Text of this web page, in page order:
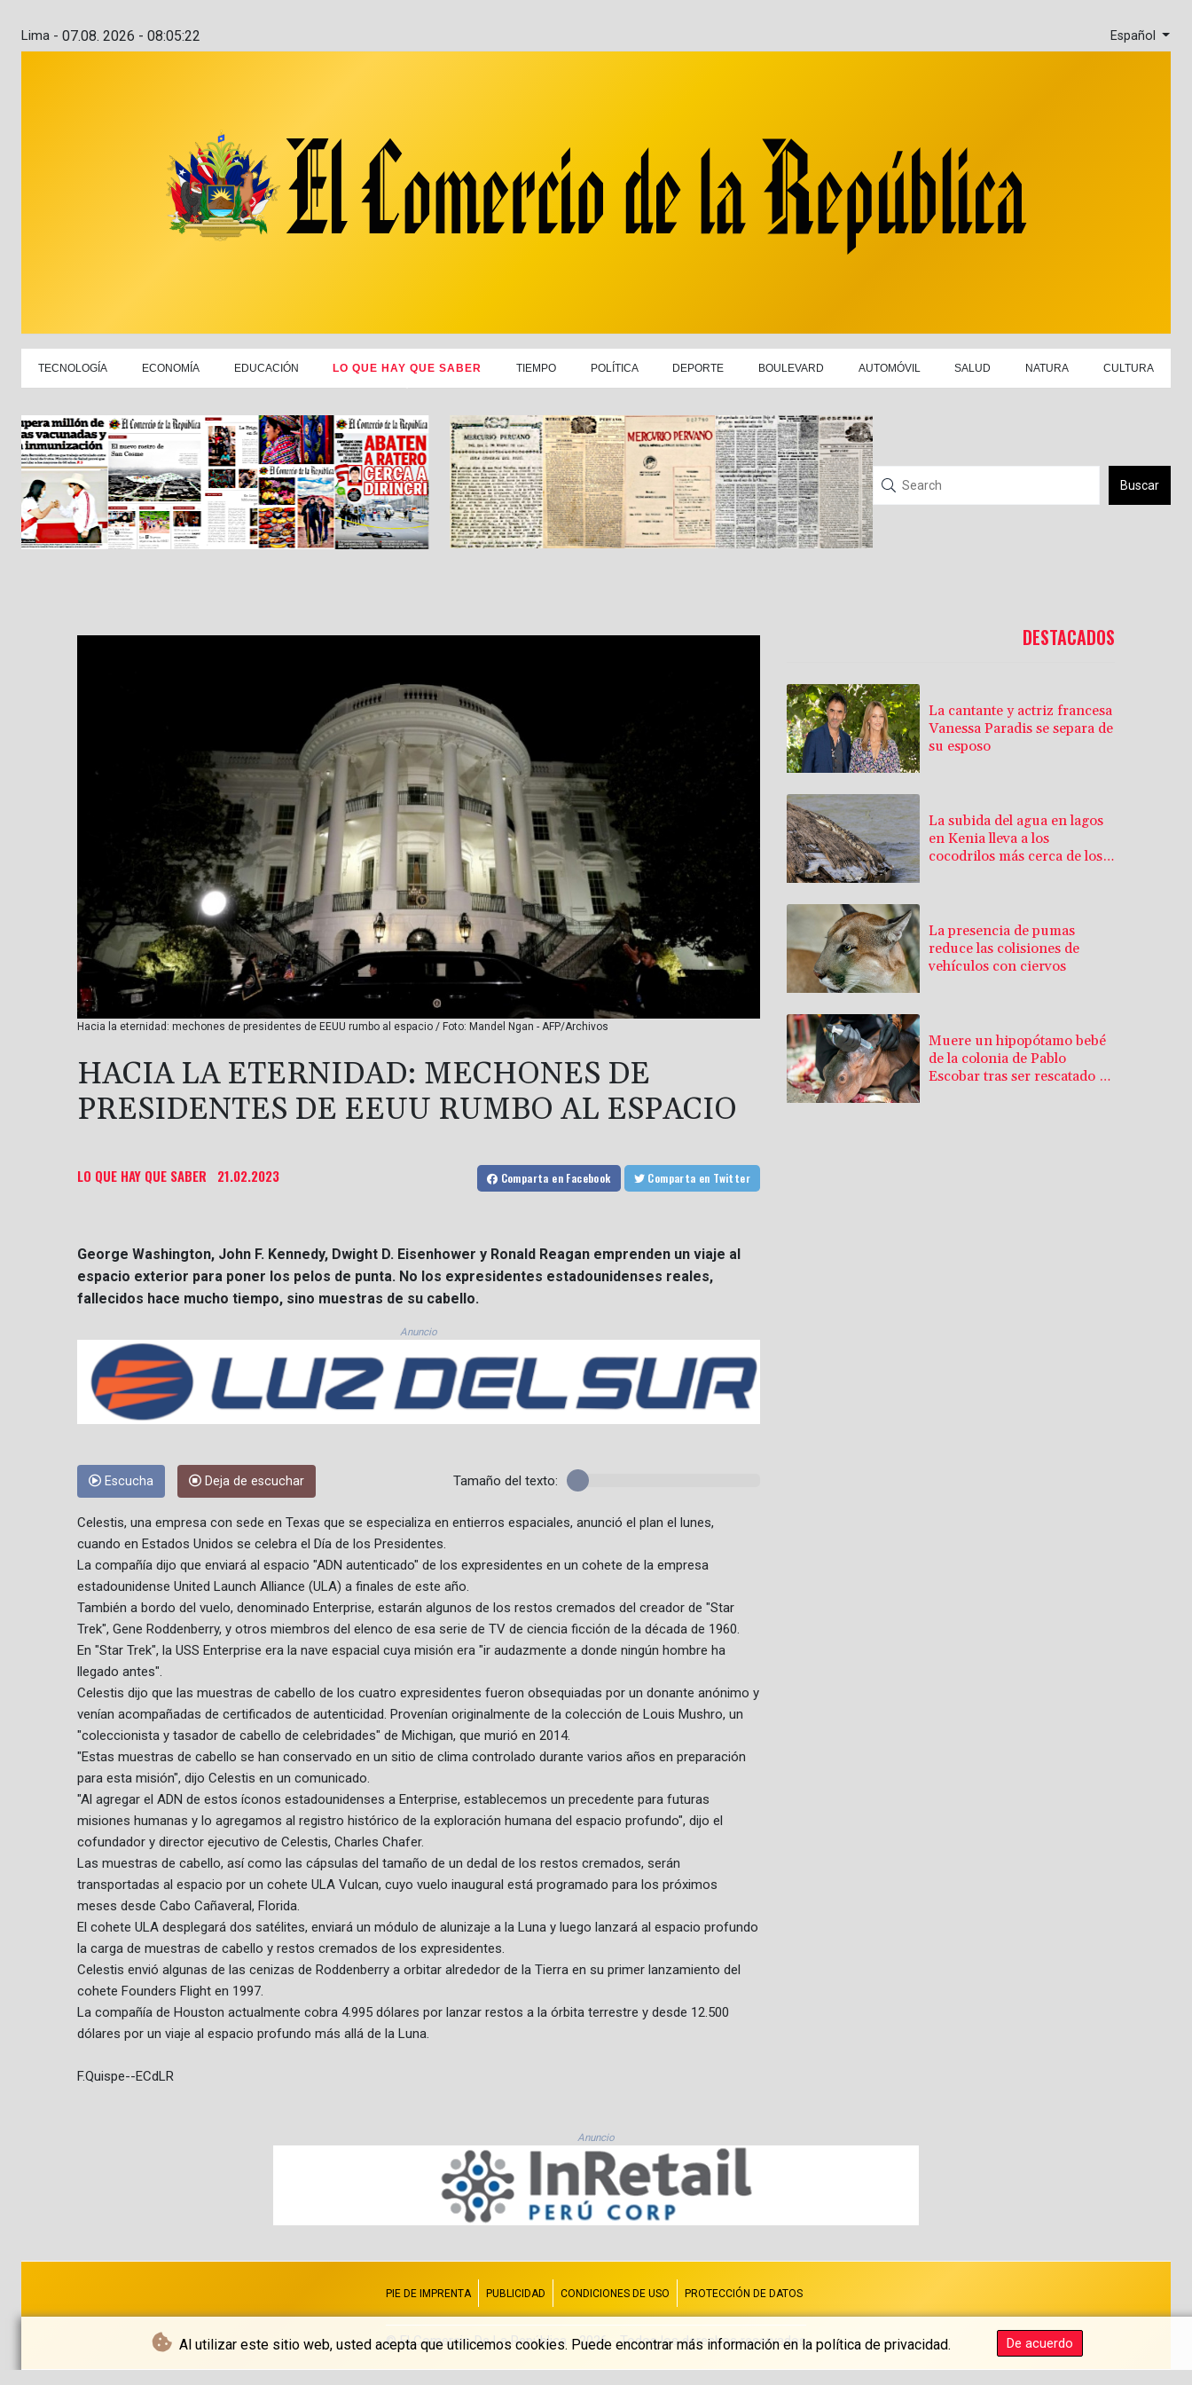
Al utilizar este sitio web, usted acepta que utilicemos cookies. Puede encontrar más información en la política de privacidad. De acuerdo
Lima - 07.08. 2026 - 08:05:23 Español
TECNOLOGÍA ECONOMÍA EDUCACIÓN LO QUE HAY QUE SABER TIEMPO POLÍTICA DEPORTE BOULEVARD AUTOMÓVIL SALUD NATURA CULTURA
Buscar
Hacia la eternidad: mechones de presidentes de EEUU rumbo al espacio / Foto: Mandel Ngan - AFP/Archivos
HACIA LA ETERNIDAD: MECHONES DE
PRESIDENTES DE EEUU RUMBO AL ESPACIO
LO QUE HAY QUE SABER 21.02.2023 Comparta en Facebook Comparta en Twitter
George Washington, John F. Kennedy, Dwight D. Eisenhower y Ronald Reagan emprenden un viaje al
espacio exterior para poner los pelos de punta. No los expresidentes estadounidenses reales,
fallecidos hace mucho tiempo, sino muestras de su cabello.
Anuncio
Escucha Deja de escuchar Tamaño del texto:
Celestis, una empresa con sede en Texas que se especializa en entierros espaciales, anunció el plan el lunes,
cuando en Estados Unidos se celebra el Día de los Presidentes.
La compañía dijo que enviará al espacio "ADN autenticado" de los expresidentes en un cohete de la empresa
estadounidense United Launch Alliance (ULA) a finales de este año.
También a bordo del vuelo, denominado Enterprise, estarán algunos de los restos cremados del creador de "Star
Trek", Gene Roddenberry, y otros miembros del elenco de esa serie de TV de ciencia ficción de la década de 1960.
En "Star Trek", la USS Enterprise era la nave espacial cuya misión era "ir audazmente a donde ningún hombre ha
llegado antes".
Celestis dijo que las muestras de cabello de los cuatro expresidentes fueron obsequiadas por un donante anónimo y
venían acompañadas de certificados de autenticidad. Provenían originalmente de la colección de Louis Mushro, un
"coleccionista y tasador de cabello de celebridades" de Michigan, que murió en 2014.
"Estas muestras de cabello se han conservado en un sitio de clima controlado durante varios años en preparación
para esta misión", dijo Celestis en un comunicado.
"Al agregar el ADN de estos íconos estadounidenses a Enterprise, establecemos un precedente para futuras
misiones humanas y lo agregamos al registro histórico de la exploración humana del espacio profundo", dijo el
cofundador y director ejecutivo de Celestis, Charles Chafer.
Las muestras de cabello, así como las cápsulas del tamaño de un dedal de los restos cremados, serán
transportadas al espacio por un cohete ULA Vulcan, cuyo vuelo inaugural está programado para los próximos
meses desde Cabo Cañaveral, Florida.
El cohete ULA desplegará dos satélites, enviará un módulo de alunizaje a la Luna y luego lanzará al espacio profundo
la carga de muestras de cabello y restos cremados de los expresidentes.
Celestis envió algunas de las cenizas de Roddenberry a orbitar alrededor de la Tierra en su primer lanzamiento del
cohete Founders Flight en 1997.
La compañía de Houston actualmente cobra 4.995 dólares por lanzar restos a la órbita terrestre y desde 12.500
dólares por un viaje al espacio profundo más allá de la Luna.
F.Quispe--ECdLR
DESTACADOS
La cantante y actriz francesa
Vanessa Paradis se separa de
su esposo
La subida del agua en lagos
en Kenia lleva a los
cocodrilos más cerca de los
La presencia de pumas
reduce las colisiones de
vehículos con ciervos
Muere un hipopótamo bebé
de la colonia de Pablo
Escobar tras ser rescatado en
Anuncio
PIE DE IMPRENTA PUBLICIDAD CONDICIONES DE USO PROTECCIÓN DE DATOS
© El Comercio De La República - 2026 - Todos los derechos reservados